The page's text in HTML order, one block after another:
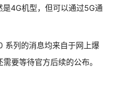
4G机型，但可以通过5G通
系列的消息均来自于网上爆
要等待官方后续的公布。